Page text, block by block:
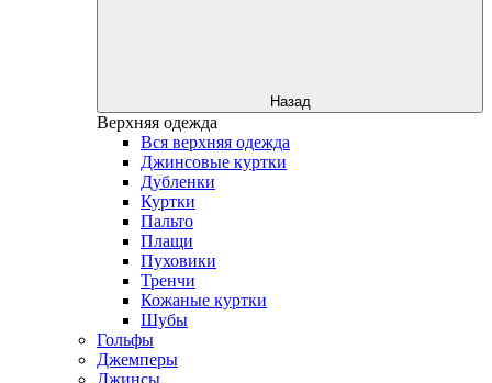
Назад
Верхняя одежда
Вся верхняя одежда
Джинсовые куртки
Дубленки
Куртки
Пальто
Плащи
Пуховики
Тренчи
Кожаные куртки
Шубы
Гольфы
Джемперы
Джинсы